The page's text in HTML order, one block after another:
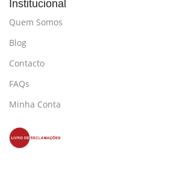
Institucional
Quem Somos
Blog
Contacto
FAQs
Minha Conta